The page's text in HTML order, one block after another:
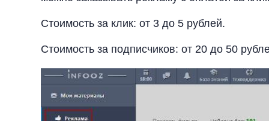
Стоимость за клик: от 3 до 5 рублей.
Стоимость за подписчиков: от 20 до 50